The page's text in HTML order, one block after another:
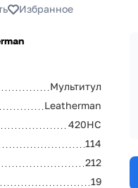
Избранное
Мультитул
Leatherman
420HC
114
212
19